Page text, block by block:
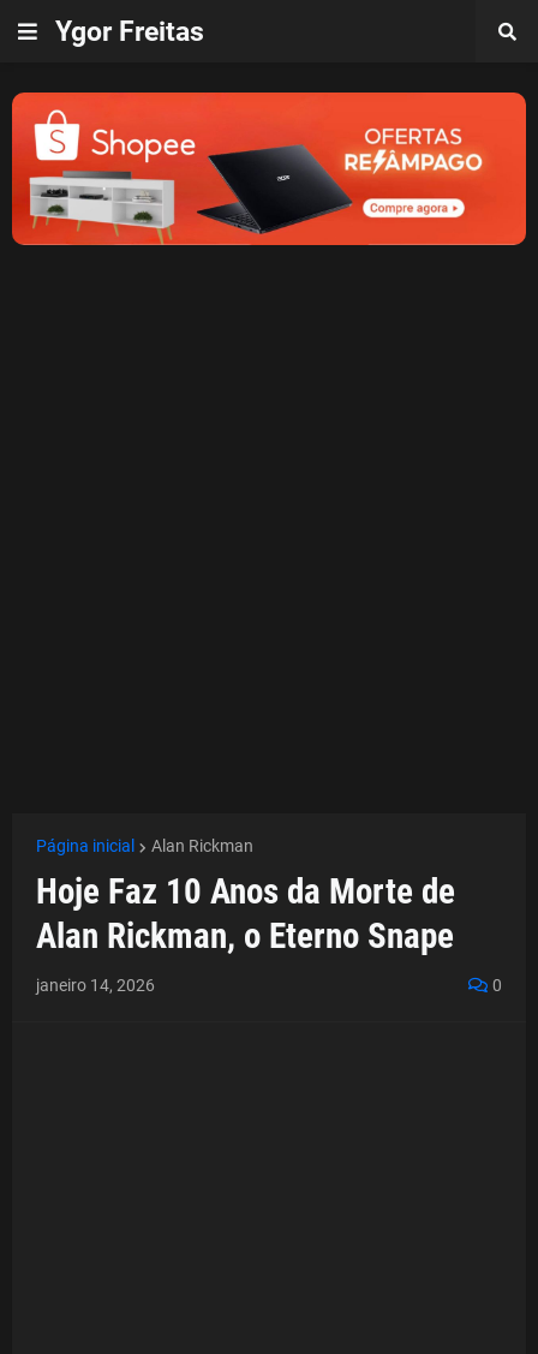
Ygor Freitas
Página inicial Alan Rickman
Hoje Faz 10 Anos da Morte de
Alan Rickman, o Eterno Snape
janeiro 14, 2026 0